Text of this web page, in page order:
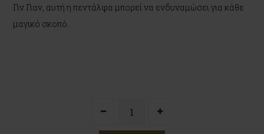
Γιν Γιαν, αυτή η πεντάλφα μπορεί να ενδυναμώσει για κάθε
μαγικό σκοπό.